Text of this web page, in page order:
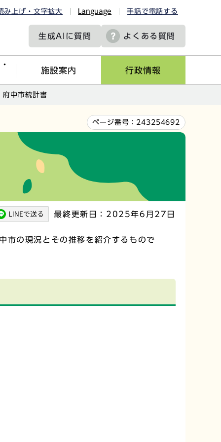
み上げ・文字拡大 Language 手話で電話する
生成AIに質問 よくある質問
施設案内 行政情報
中市統計書
ページ番号： 243254692
最終更新日：2025年6月27日
市の現況とその推移を紹介するもので